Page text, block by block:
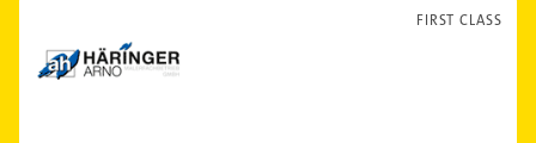
FIRST CLASS